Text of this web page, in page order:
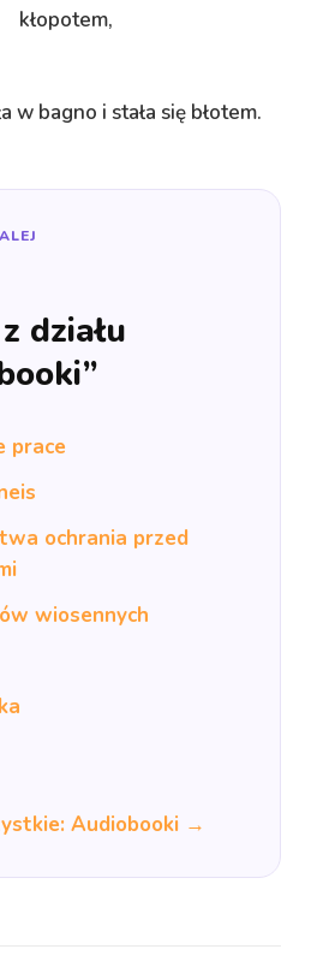
kłopotem,
w bagno i stała się błotem.
działu
prace
ochrania przed
wiosennych
Audiobooki →